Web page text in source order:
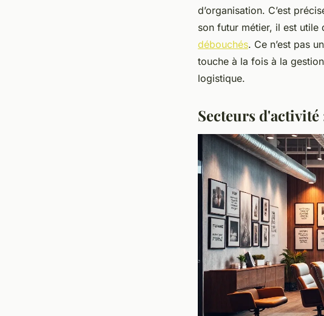
d’organisation. C’est
son futur métier, il est utile
débouchés. Ce n’est pas
touche à la fois à la
logistique.
Secteurs